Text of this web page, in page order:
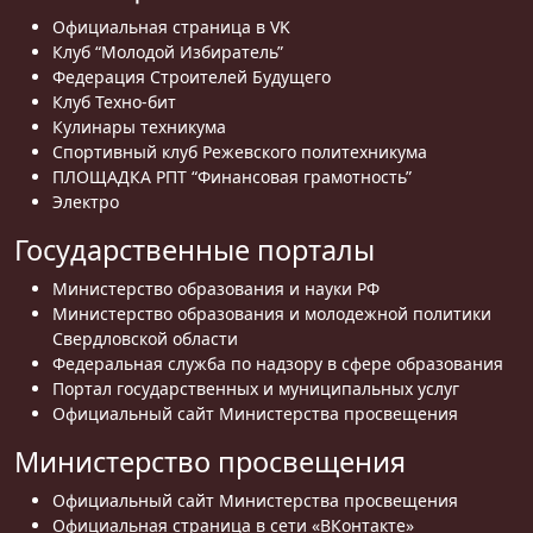
Официальная страница в VK
Клуб “Молодой Избиратель”
Федерация Строителей Будущего
Клуб Техно-бит
Кулинары техникума
Спортивный клуб Режевского политехникума
ПЛОЩАДКА РПТ “Финансовая грамотность”
Электро
Государственные порталы
Министерство образования и науки РФ
Министерство образования и молодежной политики
Свердловской области
Федеральная служба по надзору в сфере образования
Портал государственных и муниципальных услуг
Официальный сайт Министерства просвещения
Министерство просвещения
Официальный сайт Министерства просвещения
Официальная страница в сети «ВКонтакте»